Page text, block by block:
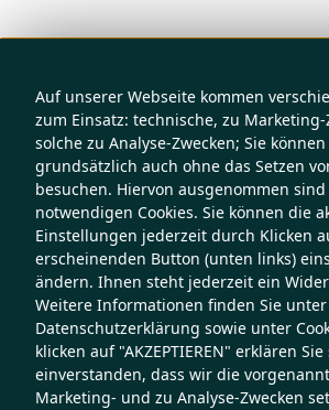
Auf unserer Webseite kommen
zum Einsatz: technische, zu
solche zu Analyse-Zwecken; Sie
grundsätzlich auch ohne das Setzen
besuchen. Hiervon ausgenommen
notwendigen Cookies. Sie können die
Einstellungen jederzeit durch Klicken
erscheinenden Button (unten links)
ändern. Ihnen steht jederzeit ein
Weitere Informationen finden Sie
Datenschutzerklärung sowie unter
klicken auf "AKZEPTIEREN" erklären Sie
einverstanden, dass wir die
Marketing- und zu Analyse-Zwecken